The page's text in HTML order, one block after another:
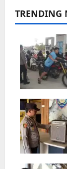
TRENDING